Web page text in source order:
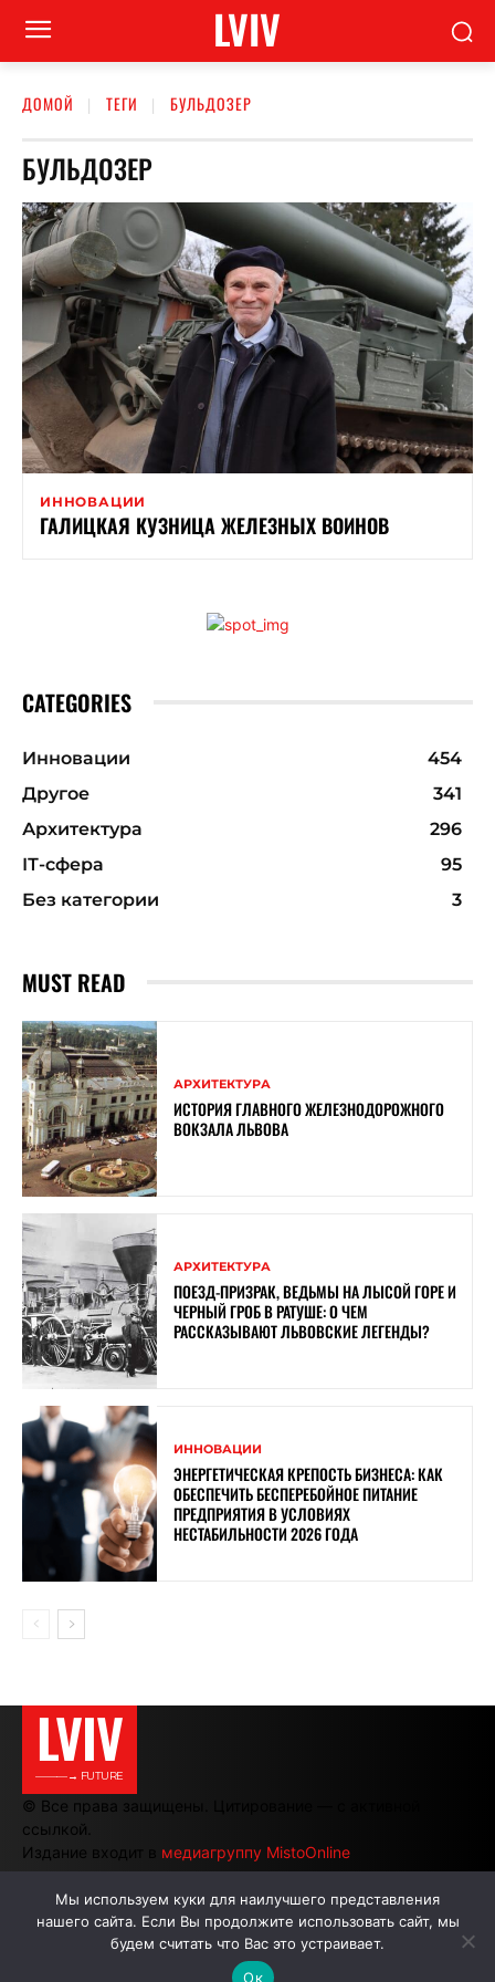
LVIV
ДОМОЙ ТЕГИ БУЛЬДОЗЕР
БУЛЬДОЗЕР
ИННОВАЦИИ
ГАЛИЦКАЯ КУЗНИЦА ЖЕЛЕЗНЫХ ВОИНОВ
CATEGORIES
Инновации
454
Другое
341
Архитектура
296
ІТ-сфера
95
Без категории
3
MUST READ
АРХИТЕКТУРА
ИСТОРИЯ ГЛАВНОГО ЖЕЛЕЗНОДОРОЖНОГО
ВОКЗАЛА ЛЬВОВА
АРХИТЕКТУРА
ПОЕЗД-ПРИЗРАК, ВЕДЬМЫ НА ЛЫСОЙ ГОРЕ И
ЧЕРНЫЙ ГРОБ В РАТУШЕ: О ЧЕМ
РАССКАЗЫВАЮТ ЛЬВОВСКИЕ ЛЕГЕНДЫ?
ИННОВАЦИИ
ЭНЕРГЕТИЧЕСКАЯ КРЕПОСТЬ БИЗНЕСА: КАК
ОБЕСПЕЧИТЬ БЕСПЕРЕБОЙНОЕ ПИТАНИЕ
ПРЕДПРИЯТИЯ В УСЛОВИЯХ
НЕСТАБИЛЬНОСТИ 2026 ГОДА
LVIV
———→ FUTURE
© Все права защищены. Цитирование — с активной
ссылкой.
Издание входит в медиагруппу MistoOnline
АВТОРЫ РЕКЛАМА НА САЙТЕ
Мы используем куки для наилучшего представления
нашего сайта. Если Вы продолжите использовать сайт, мы
будем считать что Вас это устраивает.
Ок